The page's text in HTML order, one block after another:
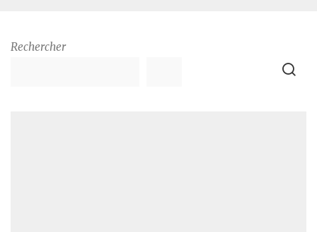
Rechercher